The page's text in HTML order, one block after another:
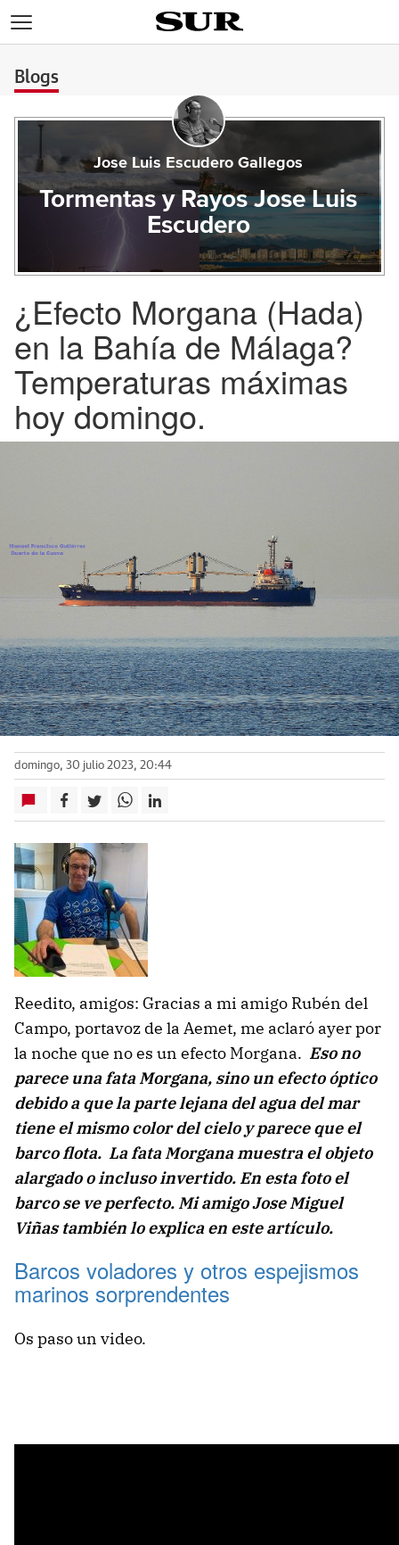
Blogs
Jose Luis Escudero Gallegos
Tormentas y Rayos Jose Luis
Escudero
¿Efecto Morgana (Hada)
en la Bahía de Málaga?
Temperaturas máximas
hoy domingo.
domingo, 30 julio 2023, 20:44
Reedito, amigos: Gracias a mi amigo Rubén del
Campo, portavoz de la Aemet, me aclaró ayer por
la noche que no es un efecto Morgana. Eso no
parece una fata Morgana, sino un efecto óptico
debido a que la parte lejana del agua del mar
tiene el mismo color del cielo y parece que el
barco flota. La fata Morgana muestra el objeto
alargado o incluso invertido. En esta foto el
barco se ve perfecto. Mi amigo Jose Miguel
Viñas también lo explica en este artículo.
Barcos voladores y otros espejismos
marinos sorprendentes
Os paso un video.